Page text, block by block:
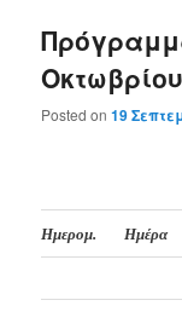
Posted on19
Ημερομ. Ημέρα